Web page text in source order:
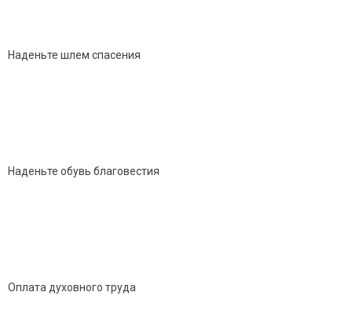
Наденьте шлем спасения
Наденьте обувь благовестия
Оплата духовного труда